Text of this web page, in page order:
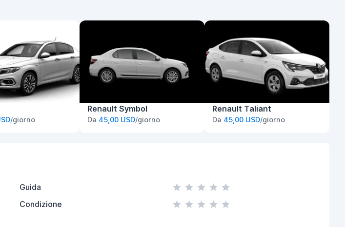
/giorno
Renault Symbol
Da 45,00 USD/giorno
Renault Taliant
Da 45,00 USD/giorno
Guida
Condizione